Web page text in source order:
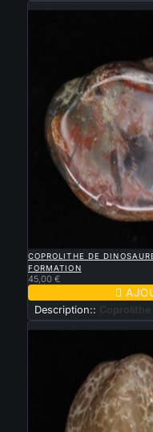
Nouveau
COPROLITHE DE
FORMATION
45,00 €

Description::
Nouveau